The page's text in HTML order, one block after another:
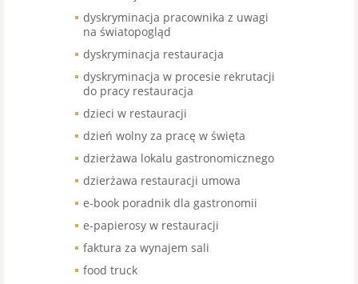
dyskryminacja pracownika z uwagi
na światopogląd
dyskryminacja restauracja
dyskryminacja w procesie rekrutacji
do pracy restauracja
dzieci w restauracji
dzień wolny za pracę w święta
dzierżawa lokalu gastronomicznego
dzierżawa restauracji umowa
e-book poradnik dla gastronomii
e-papierosy w restauracji
faktura za wynajem sali
food truck